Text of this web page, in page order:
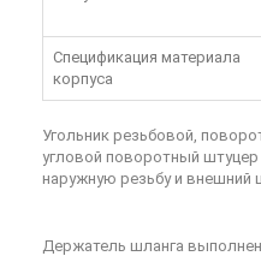
Спецификация материала
корпуса
Угольник резьбовой,
угловой поворотный
наружную резьбу и внешний
Держатель шланга